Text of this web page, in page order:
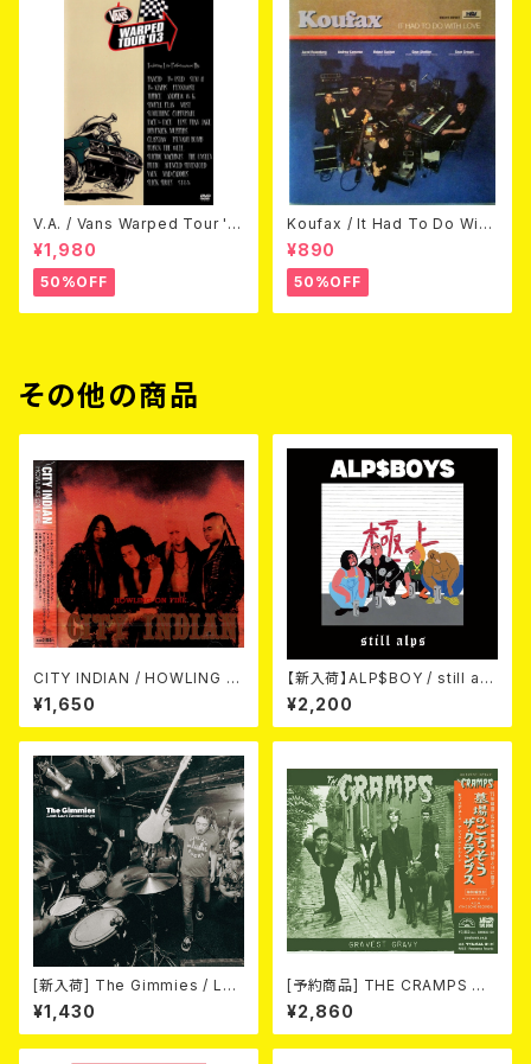
V.A. / Vans Warped Tour '0
3 (DVD)
¥1,980
50%OFF
Koufax / It Had To Do With
Love (CD)
¥890
50%OFF
その他の商品
CITY INDIAN / HOWLING O
N FIRE (CD)
¥1,650
【新入荷】ALP$BOY / still alp
s (CD)
¥2,200
[新入荷] The Gimmies / Los
t Last Recordings (7")
¥1,430
[予約商品] THE CRAMPS ザ・
クランプス / Gravest Gravy
（墓場のごちそう）(CD) 2026.8
月下旬
¥2,860